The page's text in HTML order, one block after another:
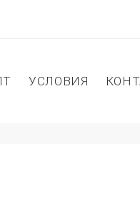
УСЛОВИЯ